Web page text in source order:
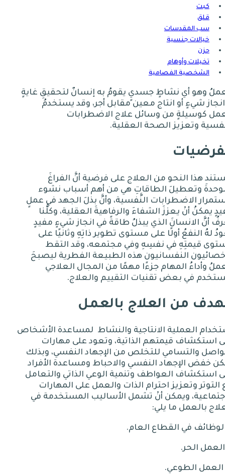
كبت
قلق
سب المقدسات
خيالات جنسية
حزن
تخيلات وأوهام
الشخصية الفصامية
وهو أي نشاطٍ جسديٍ يقومُ به إنسانٌ لتحقيقِ غايةٍ
انجاز شيءٍ أو انتاج معين مقابل أجر، وقد يستخدمُ
كوسيلةٍ من وسائل علاج الاضطرابات
وتعزيز الصحة العقلية.
هذا النحو من العلاج على فرضية أنَّ الفراغَ
وتعطيلَ الطاقاتِ هي من أهم أسباب نشوء
الاضطرابات النَّفسية، وأنَّ بذلَ الجهد في عملٍ
يمكنُ أنْ يعززَ الشفاءَ والرفاهيةَ العقلية، وكلُّنا
أنَّ الانسانَ الذي يبذلُ طاقةً في انجاز شيءٍ مفيدٍ
لهُ النفعُ أولًا على مستوى تطوير ذاتِهِ وثانيًا على
قيمتِهِ في نفسِهِ وفي مجتمعه، وقد التقط
النفسانيون هذه الطبيعة الفطرية ليصبحَ
وأداءُ المهام جزءًا مهمًا من المجال العلاجي
في بعض تقنيات التقييم والعلاج.
من العلاج بالعمل
العملية الانتاجية والنشاط لمساعدة الأشخاص
استكشاف قيمتهم الذاتية، وتعود على مهارات
والتسامي للتخلص من الإجهاد النفسي، وبذلك
خفض الإجهاد النفسي والاحباط ومساعدة الأفراد
استكشاف العواطف وتنمية الوعي الذاتي والتعامل
التوتر وتعزيز احترام الذات والعمل على المهارات
ويمكن أنْ تشمل الأساليب المستخدمة في
بالعمل ما يلي:
في القطاع العام.
الحر.
الطوعي.